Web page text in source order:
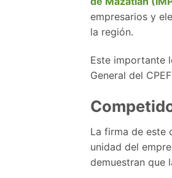
empresarios y
la región.
Este importante
General del
La firma de este
unidad del
demuestran que